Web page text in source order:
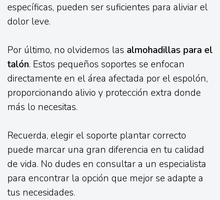
específicas, pueden ser suficientes para aliviar el
dolor leve.
Por último, no olvidemos las almohadillas para el
talón. Estos pequeños soportes se enfocan
directamente en el área afectada por el espolón,
proporcionando alivio y protección extra donde
más lo necesitas.
Recuerda, elegir el soporte plantar correcto
puede marcar una gran diferencia en tu calidad
de vida. No dudes en consultar a un especialista
para encontrar la opción que mejor se adapte a
tus necesidades.